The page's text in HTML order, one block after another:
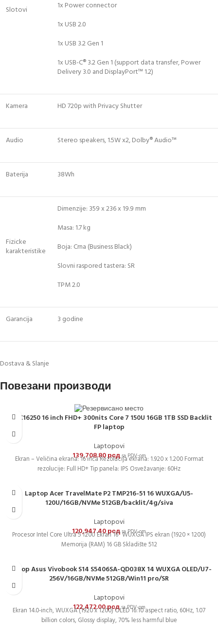
Slotovi
1x Power connector
1x USB 2.0
1x USB 3.2 Gen 1
1x USB-C® 3.2 Gen 1 (support data transfer, Power
Delivery 3.0 and DisplayPort™ 1.2)
Kamera HD 720p with Privacy Shutter
Audio Stereo speakers, 1.5W x2, Dolby® Audio™
Baterija 38Wh
Fizicke
karakteristike
Dimenzije: 359 x 236 x 19.9 mm
Masa: 1.7 kg
Boja: Crna (Business Black)
Slovni raspored tastera: SR
TPM 2.0
Garancija 3 godine
Dostava & Slanje
Повезани производи
16 DC16250 16 inch FHD+ 300nits Core 7 150U 16GB 1TB SSD Backlit
FP laptop
Laptopovi
139,708.80рсдsa PDV-om
Ekran – Veličina ekrana: 16 inča Rezolucija ekrana: 1.920 x 1.200 Format
rezolucije: Full HD+ Tip panela: IPS Osvežavanje: 60Hz
Laptop Acer TravelMate P2 TMP216-51 16 WUXGA/U5-
120U/16GB/NVMe 512GB/backlit/4g/siva
Laptopovi
120,947.40рсдsa PDV-om
Procesor Intel Core Ultra 5 120U Ekran 16″ WUXGA IPS ekran (1920 × 1200)
Memorija (RAM) 16 GB Skladište 512
Laptop Asus Vivobook S14 S5406SA-QD038X 14 WUXGA OLED/U7-
256V/16GB/NVMe 512GB/Win11 pro/SR
Laptopovi
122,472.00рсдsa PDV-om
Ekran 14.0-inch, WUXGA (1920 x 1200) OLED 16:10 aspect ratio, 60Hz, 1.07
billion colors, Glossy display, 70% less harmful blue